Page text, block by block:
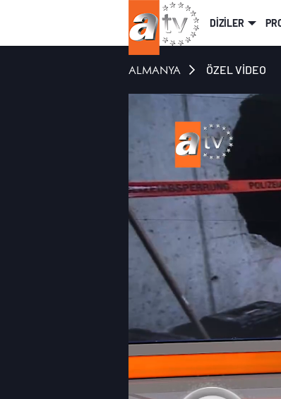
DİZİLER
ALMANYA ÖZEL VİDEO